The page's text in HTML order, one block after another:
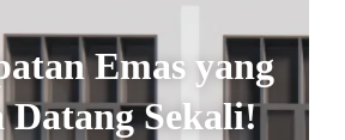
Emas yang
Datang Sekali!